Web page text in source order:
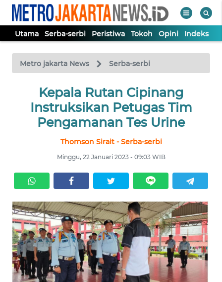
Utama Serba-serbi Peristiwa Tokoh Opini Indeks
Metro jakarta News Serba-serbi
Kepala Rutan Cipinang
Instruksikan Petugas Tim
Pengamanan Tes Urine
Thomson Sirait - Serba-serbi
Minggu, 22 Januari 2023 - 09:03 WIB
TV
Tutup
SERBA-
TOKOH
OPINI
Informasi
INDEKS
BERITA